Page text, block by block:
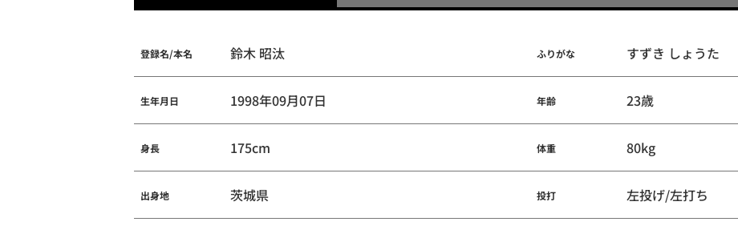
登録名/本名 鈴木 昭汰 ふりがな すずき しょうた
生年月日 1998年09月07日 年齢 23歳
身長 175cm 体重 80kg
出身地 茨城県 投打 左投げ/左打ち